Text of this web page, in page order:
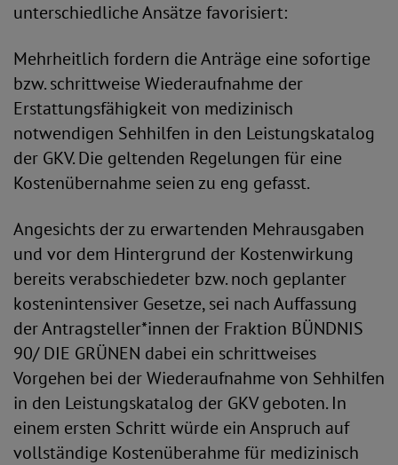
unterschiedliche Ansätze favorisiert:
Mehrheitlich fordern die Anträge eine sofortige
bzw. schrittweise Wiederaufnahme der
Erstattungsfähigkeit von medizinisch
notwendigen Sehhilfen in den Leistungskatalog
der GKV. Die geltenden Regelungen für eine
Kostenübernahme seien zu eng gefasst.
Angesichts der zu erwartenden Mehrausgaben
und vor dem Hintergrund der Kostenwirkung
bereits verabschiedeter bzw. noch geplanter
kostenintensiver Gesetze, sei nach Auffassung
der Antragsteller*innen der Fraktion BÜNDNIS
90/ DIE GRÜNEN dabei ein schrittweises
Vorgehen bei der Wiederaufnahme von Sehhilfen
in den Leistungskatalog der GKV geboten. In
einem ersten Schritt würde ein Anspruch auf
vollständige Kostenüberahme für medizinisch